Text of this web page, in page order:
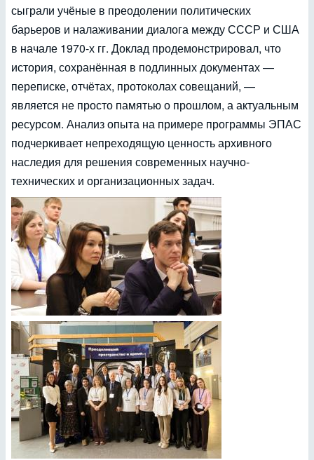
сыграли учёные в преодолении политических
барьеров и налаживании диалога между СССР и США
в начале 1970-х гг. Доклад продемонстрировал, что
история, сохранённая в подлинных документах —
переписке, отчётах, протоколах совещаний, —
является не просто памятью о прошлом, а актуальным
ресурсом. Анализ опыта на примере программы ЭПАС
подчеркивает непреходящую ценность архивного
наследия для решения современных научно-
технических и организационных задач.